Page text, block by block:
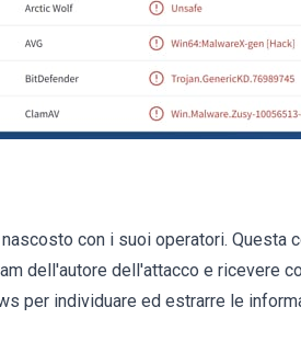
con i suoi operatori. Questa
dell'autore dell'attacco e ricevere
per individuare ed estrarre le